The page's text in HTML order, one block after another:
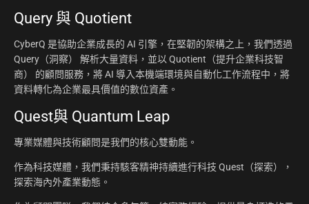
Query 與 Quotient
CyberQ 是協助企業成長的 AI 引擎，在堅韌的架構之上，我們透過
Query（洞察） 解析大量資料，並以 Quotient（提升企業科技智
商） 的顧問服務，將 AI 導入本機端環境與自動化工作流程中，將
資料轉化為企業最具價值的數位資產。
Quest與 Quantum Leap
專業媒體與技術顧問是我們的核心雙動能。
作為科技媒體，我們秉持駭客精神持續進行科技 Quest（探索），
探索海內外產業動態。